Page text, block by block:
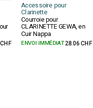
Accessoire pour
Clarinette
Courroie pour
CLARINETTE GEWA, en
Cuir Nappa
ENVOI IMMÉDIAT28.06 CHF